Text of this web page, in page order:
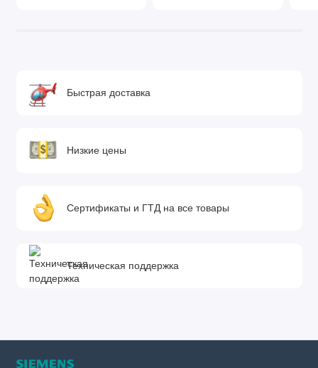
Быстрая доставка
Низкие цены
Сертификаты и ГТД на все товары
Техническая поддержка